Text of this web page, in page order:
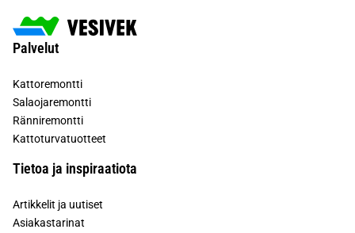
Palvelut
Kattoremontti
Salaojaremontti
Ränniremontti
Kattoturvatuotteet
Tietoa ja inspiraatiota
Artikkelit ja uutiset
Asiakastarinat